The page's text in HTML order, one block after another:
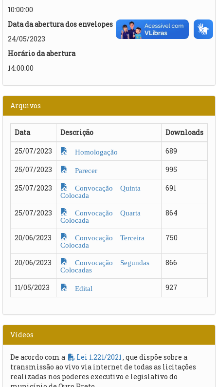
10:00:00
Data da abertura dos envelopes
24/05/2023
Horário da abertura
14:00:00
Arquivos
Data Descrição
Downloads
25/07/2023
Homologação
689
25/07/2023
Parecer
995
25/07/2023
Convocação Quinta
Colocada
691
25/07/2023
Convocação Quarta
Colocada
864
20/06/2023
Convocação Terceira
Colocada
750
20/06/2023
Convocação Segundas
Colocadas
866
11/05/2023 Edital 927
Vídeos
De acordo com a Lei 1.221/2021 , que dispõe sobre a
transmissão ao vivo via internet de todas as licitações
realizadas nos poderes executivo e legislativo do